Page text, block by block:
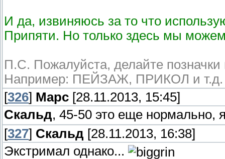
И да, извиняюсь за то что
Припяти. Но только здесь мы
П.С. Пожалуйста, делайте позначки
Например: ПЕЙЗАЖ, ПРИКОЛ и т.д.
[326] Марс [28.11.2013, 15:45]
Скальд, 45-50 это еще нормально,
[327] Скальд [28.11.2013, 16:38]
Экстримал однако...